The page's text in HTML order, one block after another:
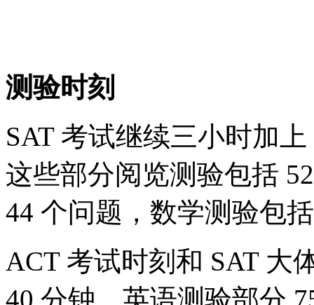
测验时刻
SAT 考试继续三小时加
这些部分阅览测验包括
44 个问题，数学测验包
ACT 考试时刻和 SAT 大
40 分钟，英语测验部分